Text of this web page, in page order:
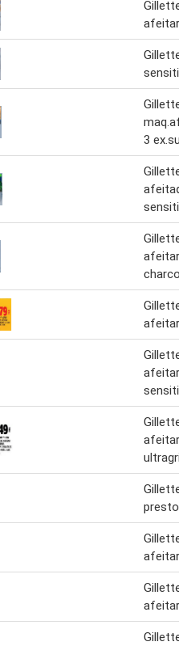
Gillette
afeitar
Gillette
Gillette
3
Gillette
Gillette
afeitar
charcoal
Gillette
afeitar
Gillette
afeitar
Gillette
afeitar
ultragrip
Gillette
Gillette
afeitar
Gillette
afeitar
Gillette